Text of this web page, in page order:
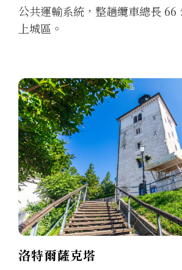
公共運輸系統，整趟纜車總長 66
上城區。
洛特爾薩克塔